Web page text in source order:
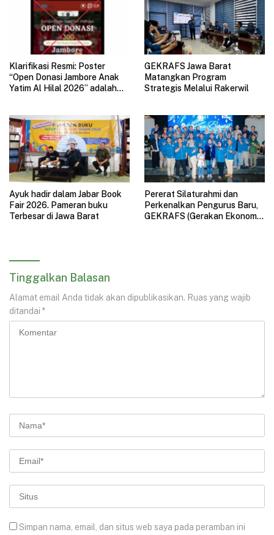
Klarifikasi Resmi: Poster
“Open Donasi Jambore Anak
Yatim Al Hilal 2026” adalah
GEKRAFS Jawa Barat
Matangkan Program
Strategis Melalui Rakerwil
Ayuk hadir dalam Jabar Book
Fair 2026. Pameran buku
Terbesar di Jawa Barat
Pererat Silaturahmi dan
Perkenalkan Pengurus Baru,
GEKRAFS (Gerakan Ekonomi
Tinggalkan Balasan
Alamat email Anda tidak akan dipublikasikan. Ruas yang wajib
ditandai *
Simpan nama, email, dan situs web saya pada peramban ini